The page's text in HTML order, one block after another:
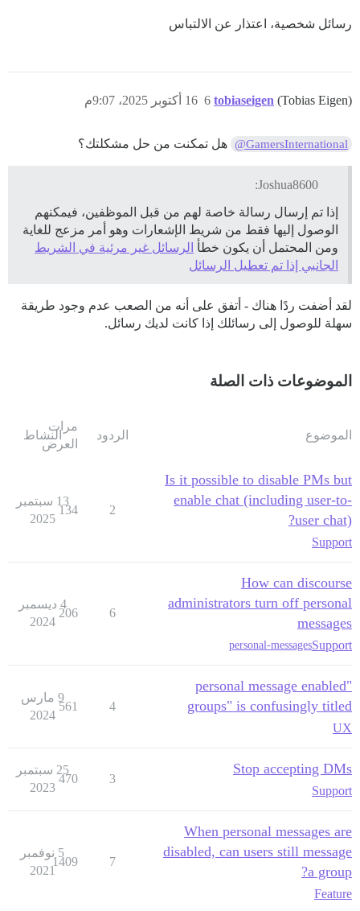
رسائل شخصية، اعتذار عن الالتباس
tobiaseigen (Tobias Eigen) 16 أكتوبر 2025، 9:07م 6
@GamersInternational هل تمكنت من حل مشكلتك؟
Joshua8600:
إذا تم إرسال رسالة خاصة لهم من قبل الموظفين، فيمكنهم
الوصول إليها فقط من شريط الإشعارات وهو أمر مزعج للغاية
ومن المحتمل أن يكون خطأ الرسائل غير مرئية في الشريط
الجانبي إذا تم تعطيل الرسائل
لقد أضفت ردًا هناك - أتفق على أنه من الصعب عدم وجود طريقة
سهلة للوصول إلى رسائلك إذا كانت لديك رسائل.
الموضوعات ذات الصلة
الموضوع الردود
مرات
العرض
النشاط
Is it possible to disable PMs but
enable chat (including user-to-
user chat)?
Support
2
134
13 سبتمبر
2025
How can discourse
administrators turn off personal
messages
Support
personal-messages
6
206
4 ديسمبر
2024
"personal message enabled
groups" is confusingly titled
UX
4
561
9 مارس
2024
Stop accepting DMs
Support
3
470
25 سبتمبر
2023
When personal messages are
disabled, can users still message
a group?
Feature
7
1409
5 نوفمبر
2021